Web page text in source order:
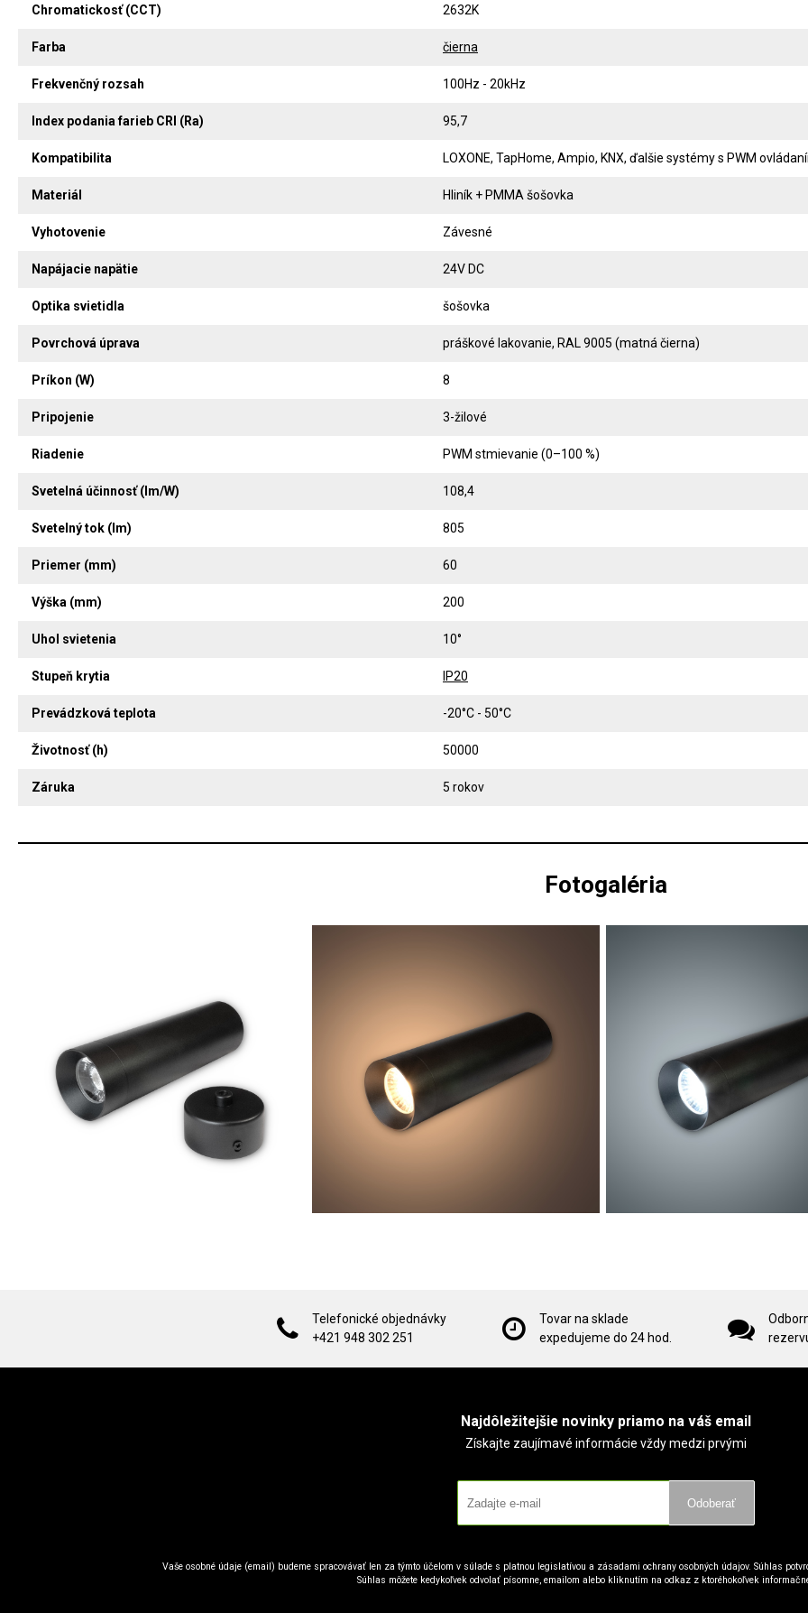
Chromatickosť (CCT) 2632K
Farba čierna
Frekvenčný rozsah 100Hz - 20kHz
Index podania farieb CRI (Ra) 95,7
Kompatibilita LOXONE, TapHome, Ampio, KNX, ďalšie systémy s PWM
Materiál Hliník + PMMA šošovka
Vyhotovenie Závesné
Napájacie napätie 24V DC
Optika svietidla šošovka
Povrchová úprava práškové lakovanie, RAL 9005 (matná čierna)
Príkon (W) 8
Pripojenie 3-žilové
Riadenie PWM stmievanie (0–100 %)
Svetelná účinnosť (lm/W) 108,4
Svetelný tok (lm) 805
Priemer (mm) 60
Výška (mm) 200
Uhol svietenia 10°
Stupeň krytia IP20
Prevádzková teplota -20°C - 50°C
Životnosť (h) 50000
Záruka 5 rokov
Fotogaléria
Telefonické objednávky
+421 948 302 251
Tovar na sklade
expedujeme do 24 hod.
Najdôležitejšie novinky priamo na váš email
Získajte zaujímavé informácie vždy medzi prvými
Odoberať
Vaše osobné údaje (email) budeme spracovávať len za týmto účelom v súlade s platnou legislatívou a zásadami ochrany osobných údajov. Súhlas
Súhlas môžete kedykoľvek odvolať písomne, emailom alebo kliknutím na odkaz z ktoréhokoľvek